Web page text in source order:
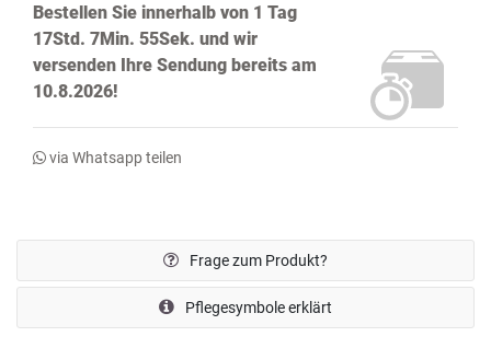
Bestellen Sie innerhalb von 1 Tag
17Std. 7Min. 54Sek. und wir
versenden Ihre Sendung bereits am
10.8.2026!
via Whatsapp teilen
Frage zum Produkt?
Pflegesymbole erklärt